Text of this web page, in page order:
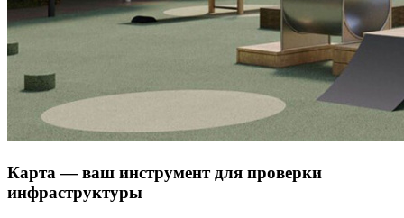
Карта — ваш инструмент для проверки
инфраструктуры